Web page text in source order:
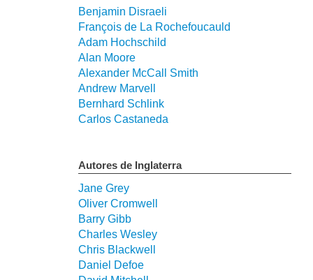
Benjamin Disraeli
François de La Rochefoucauld
Adam Hochschild
Alan Moore
Alexander McCall Smith
Andrew Marvell
Bernhard Schlink
Carlos Castaneda
Autores de Inglaterra
Jane Grey
Oliver Cromwell
Barry Gibb
Charles Wesley
Chris Blackwell
Daniel Defoe